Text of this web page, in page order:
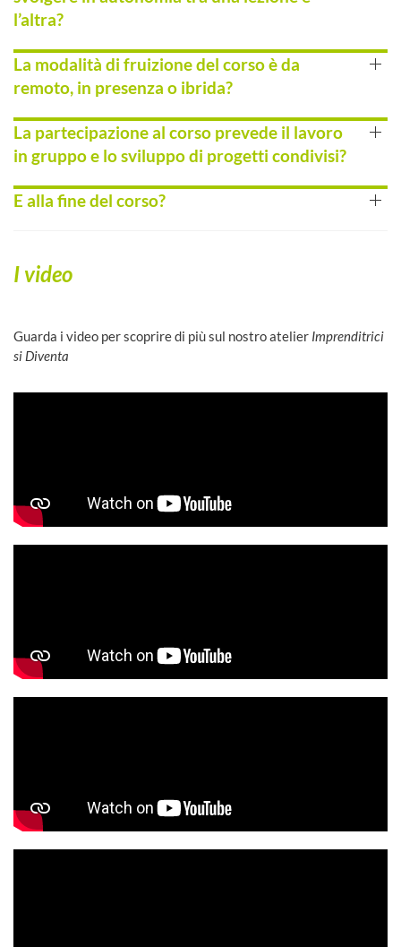
l’altra?
La modalità di fruizione del corso è da
remoto, in presenza o ibrida?
La partecipazione al corso prevede il lavoro
in gruppo e lo sviluppo di progetti condivisi?
E alla fine del corso?
I video
Guarda i video per scoprire di più sul nostro atelier Imprenditrici
si Diventa